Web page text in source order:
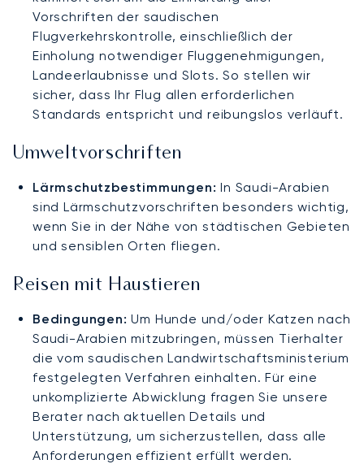
Vorschriften der saudischen
Flugverkehrskontrolle, einschließlich der
Einholung notwendiger Fluggenehmigungen,
Landeerlaubnisse und Slots. So stellen wir
sicher, dass Ihr Flug allen erforderlichen
Standards entspricht und reibungslos verläuft.
Umweltvorschriften
Lärmschutzbestimmungen: In Saudi-Arabien
sind Lärmschutzvorschriften besonders wichtig,
wenn Sie in der Nähe von städtischen Gebieten
und sensiblen Orten fliegen.
Reisen mit Haustieren
Bedingungen: Um Hunde und/oder Katzen nach
Saudi-Arabien mitzubringen, müssen Tierhalter
die vom saudischen Landwirtschaftsministerium
festgelegten Verfahren einhalten. Für eine
unkomplizierte Abwicklung fragen Sie unsere
Berater nach aktuellen Details und
Unterstützung, um sicherzustellen, dass alle
Anforderungen effizient erfüllt werden.